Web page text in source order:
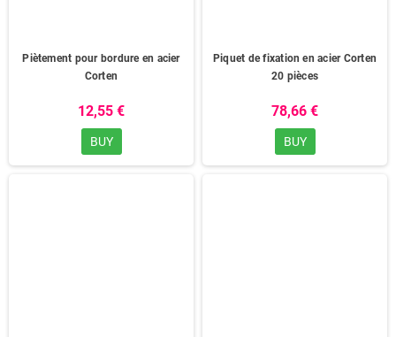
Piètement pour bordure en acier
Corten
12,55 €
BUY
Piquet de fixation en acier Corten
20 pièces
78,66 €
BUY